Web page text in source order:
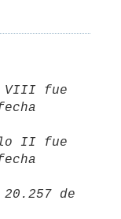
VIII fue
II fue
20.257 de